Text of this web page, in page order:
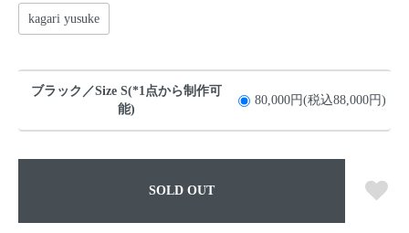
kagari yusuke
ブラック／Size S(*1点から制作可
能)
80,000円(税込88,000円)
SOLD OUT